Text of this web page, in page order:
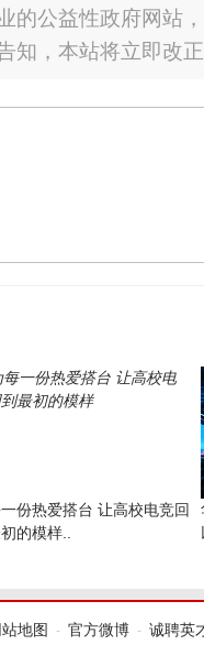
的公益性政府网站
知，本站将立即改
份热爱搭台 让高校电竞回
的模样..
地图 - 官方微博 - 诚聘英